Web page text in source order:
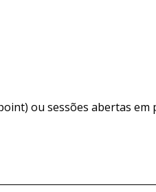
ou sessões abertas em